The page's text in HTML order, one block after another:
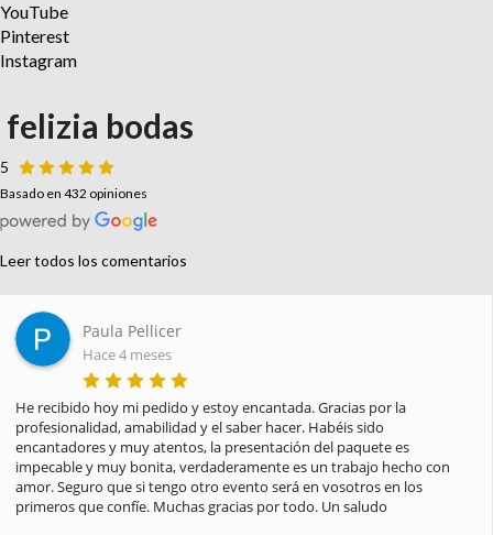
YouTube
Pinterest
Instagram
felizia bodas
5
Basado en 432 opiniones
Leer todos los comentarios
Paula Pellicer
Hace 4 meses
He recibido hoy mi pedido y estoy encantada. Gracias por la
profesionalidad, amabilidad y el saber hacer. Habéis sido
encantadores y muy atentos, la presentación del paquete es
impecable y muy bonita, verdaderamente es un trabajo hecho con
amor. Seguro que si tengo otro evento será en vosotros en los
primeros que confíe. Muchas gracias por todo. Un saludo